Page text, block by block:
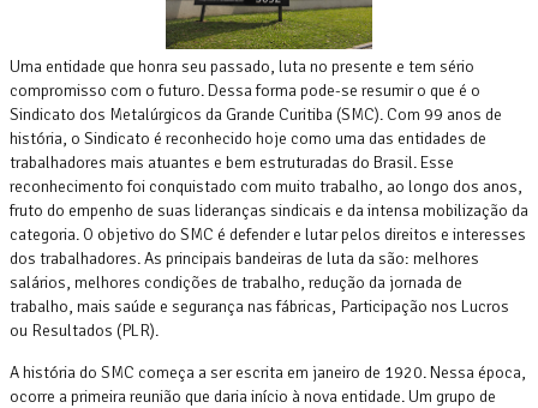
Uma entidade que honra seu passado, luta no presente e tem sério
compromisso com o futuro. Dessa forma pode-se resumir o que é o
Sindicato dos Metalúrgicos da Grande Curitiba (SMC). Com 99 anos de
história, o Sindicato é reconhecido hoje como uma das entidades de
trabalhadores mais atuantes e bem estruturadas do Brasil. Esse
reconhecimento foi conquistado com muito trabalho, ao longo dos anos,
fruto do empenho de suas lideranças sindicais e da intensa mobilização da
categoria. O objetivo do SMC é defender e lutar pelos direitos e interesses
dos trabalhadores. As principais bandeiras de luta da são: melhores
salários, melhores condições de trabalho, redução da jornada de
trabalho, mais saúde e segurança nas fábricas, Participação nos Lucros
ou Resultados (PLR).
A história do SMC começa a ser escrita em janeiro de 1920. Nessa época,
ocorre a primeira reunião que daria início à nova entidade. Um grupo de